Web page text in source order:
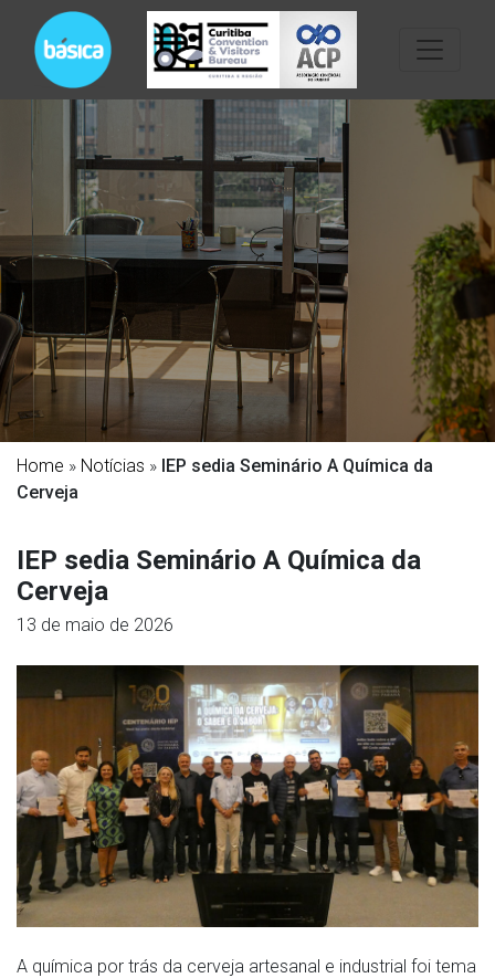
Home » Notícias » IEP sedia Seminário A Química da
Cerveja
IEP sedia Seminário A Química da
Cerveja
13 de maio de 2026
A química por trás da cerveja artesanal e industrial foi tema